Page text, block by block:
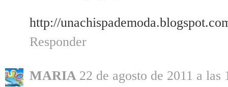
http://
Responder
MARIA 22 de agosto de 2011 a las